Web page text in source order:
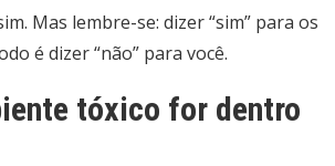
Mas lembre-se: dizer “sim” para os
é dizer “não” para você.
tóxico for dentro